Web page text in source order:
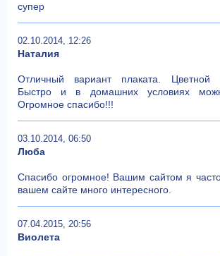
супер
02.10.2014, 12:26
Наталия
Отличный вариант плаката. Цветной
Быстро и в домашних условиях
Огромное спасибо!!!
03.10.2014, 06:50
Люба
Спасибо огромное! Вашим сайтом я
вашем сайте много интересного.
07.04.2015, 20:56
Виолета